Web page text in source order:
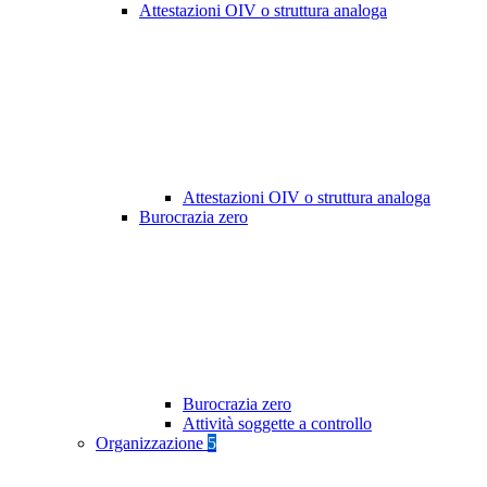
Attestazioni OIV o struttura analoga
Attestazioni OIV o struttura analoga
Burocrazia zero
Burocrazia zero
Attività soggette a controllo
Organizzazione 5